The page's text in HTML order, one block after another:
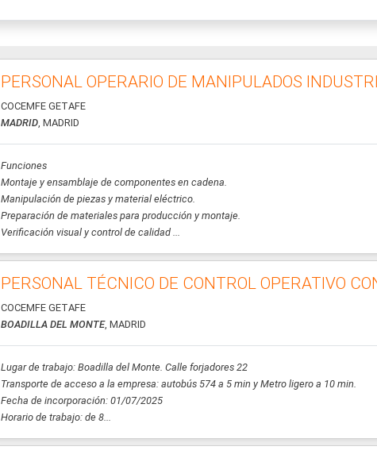
PERSONAL OPERARIO DE MANIPULADOS
COCEMFE GETAFE
MADRID, MADRID
Funciones
Montaje y ensamblaje de componentes en cadena.
Manipulación de piezas y material eléctrico.
Preparación de materiales para producción y montaje.
Verificación visual y control de calidad ...
PERSONAL TÉCNICO DE CONTROL OPERATIVO
COCEMFE GETAFE
BOADILLA DEL MONTE, MADRID
Lugar de trabajo: Boadilla del Monte. Calle forjadores 22
Transporte de acceso a la empresa: autobús 574 a 5 min y Metro ligero a 10 min.
Fecha de incorporación: 01/07/2025
Horario de trabajo: de 8...